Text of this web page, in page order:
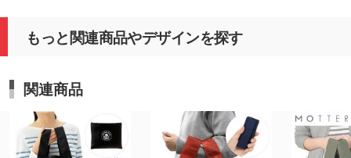
もっと関連商品やデザインを探す
関連商品